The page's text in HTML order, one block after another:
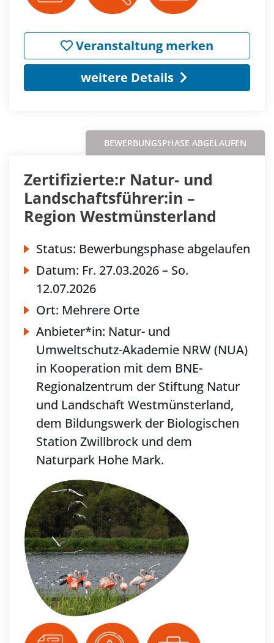
Veranstaltung merken
weitere Details
BEWERBUNGSPHASE ABGELAUFEN
Zertifizierte:r Natur- und
Landschaftsführer:in –
Region Westmünsterland
Status: Bewerbungsphase abgelaufen
Datum: Fr. 27.03.2026 – So.
12.07.2026
Ort: Mehrere Orte
Anbieter*in: Natur- und
Umweltschutz-Akademie NRW (NUA)
in Kooperation mit dem BNE-
Regionalzentrum der Stiftung Natur
und Landschaft Westmünsterland,
dem Bildungswerk der Biologischen
Station Zwillbrock und dem
Naturpark Hohe Mark.